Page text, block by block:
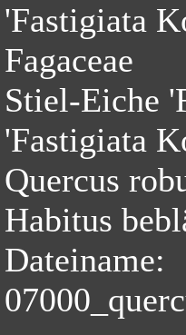
'Fastigiata
Fagaceae
Stiel-Eiche
'Fastigiata
Quercus
Habitus
Dateiname: